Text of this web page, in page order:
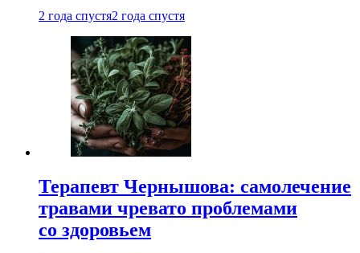
2 года спустя2 года спустя
Терапевт Чернышова: самолечение
травами чревато проблемами
со здоровьем